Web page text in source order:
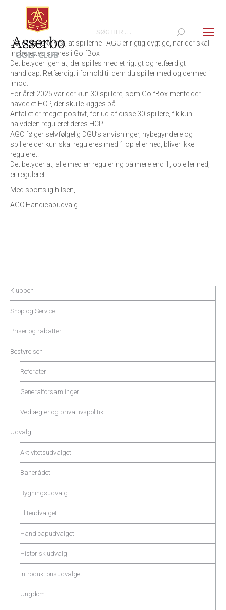
Search:
Det er ganske vist, at spillerne i AGC er rigtig dygtige, når der skal
indberettes scores i GolfBox
Det betyder igen at, der spilles med et rigtigt og retfærdigt
handicap. Retfærdigt i forhold til dem du spiller med og dermed i
imod.
For året 2025 var der kun 30 spillere, som GolfBox mente der
havde et HCP, der skulle kigges på.
Antallet er meget positivt, for ud af disse 30 spillere, fik kun
halvdelen reguleret deres HCP.
AGC følger selvfølgelig DGU’s anvisninger, nybegyndere og
spillere der kun skal reguleres med 1 op eller ned, bliver ikke
reguleret.
Det betyder at, alle med en regulering på mere end 1, op eller ned,
er reguleret.
Med sportslig hilsen,
AGC Handicapudvalg
Klubben
Shop og Service
Priser og rabatter
Bestyrelsen
Referater
Generalforsamlinger
Vedtægter og privatlivspolitik
Udvalg
Aktivitetsudvalget
Banerådet
Bygningsudvalg
Eliteudvalget
Handicapudvalget
Historisk udvalg
Introduktionsudvalget
Ungdom